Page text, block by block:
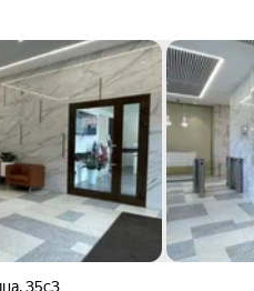
,35с3